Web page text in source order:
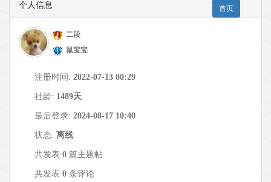
个人信息 首页
二段
鼠宝宝
注册时间: 2022-07-13 00:29
社龄: 1489天
最后登录: 2024-08-17 10:40
状态: 离线
共发表 0 篇主题帖
共发表 0 条评论